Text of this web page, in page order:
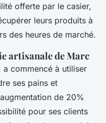
offerte par le casier,
leurs produits à
des heures de marché.
artisanale de Marc
a commencé à utiliser
ses pains et
de 20%
pour ses clients